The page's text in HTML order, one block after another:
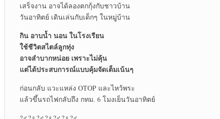
เสร็จงาน อาจได้ลองตกกุ้งกับชาวบ้าน
วันอาทิตย์ เดินเล่นกับเด็กๆ ในหมูู่บ้าน
กิน อาบน้ำ นอน ในโรงเรียน
ใช้ชีวิตสไตล์ลูกทุ่ง
อาจลำบากหน่อย เพราะไม่คุ้น
แต่ได้ประสบการณ์แบบคุ้มจัดเต็มเน้นๆ
ก่อนกลับ แวะแหล่ง OTOP และไหว้พระ
แล้วขึ้นรถไฟกลับถึง กทม. 6 โมงเย็นวันอาทิตย์